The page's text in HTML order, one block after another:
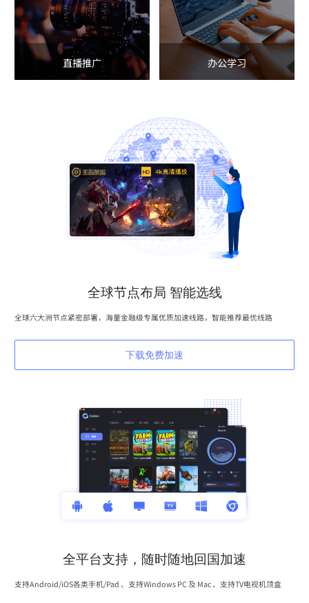
直播推广 办公学习
全球节点布局 智能选线
全球六大洲节点紧密部署，海量金融级专属优质加速线路，智能推荐最优线路
下载免费加速
全平台支持，随时随地回国加速
支持Android/iOS各类手机/Pad 、支持Windows PC 及 Mac 、支持TV电视机顶盒